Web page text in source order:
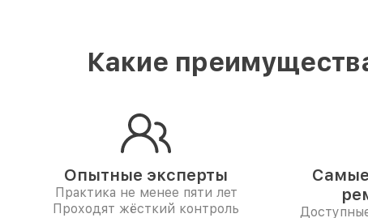
Какие
Опытные эксперты
Практика не менее пяти лет
Проходят жёсткий контроль